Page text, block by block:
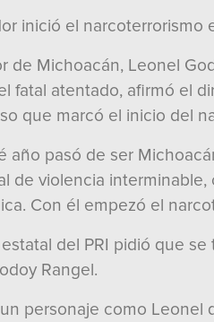
inició el
de Michoacán, Leonel
fatal atentado, afirmó el
que marcó el inicio del
año pasó de ser
de violencia
Con él empezó el
del PRI pidió que
Rangel.
personaje como